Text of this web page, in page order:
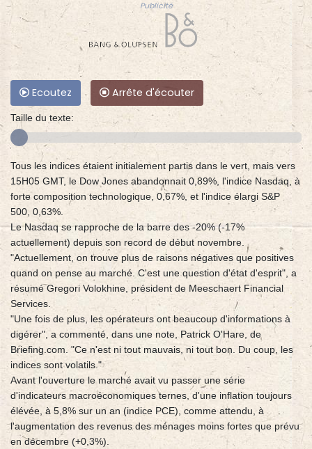
Publicité
Ecoutez Arrête d'écouter
Taille du texte:
Tous les indices étaient initialement partis dans le vert, mais vers
15H05 GMT, le Dow Jones abandonnait 0,89%, l'indice Nasdaq, à
forte composition technologique, 0,67%, et l'indice élargi S&P
500, 0,63%.
Le Nasdaq se rapproche de la barre des -20% (-17%
actuellement) depuis son record de début novembre.
"Actuellement, on trouve plus de raisons négatives que positives
quand on pense au marché. C'est une question d'état d'esprit", a
résumé Gregori Volokhine, président de Meeschaert Financial
Services.
"Une fois de plus, les opérateurs ont beaucoup d'informations à
digérer", a commenté, dans une note, Patrick O'Hare, de
Briefing.com. "Ce n'est ni tout mauvais, ni tout bon. Du coup, les
indices sont volatils."
Avant l'ouverture le marché avait vu passer une série
d'indicateurs macroéconomiques ternes, d'une inflation toujours
élévée, à 5,8% sur un an (indice PCE), comme attendu, à
l'augmentation des revenus des ménages moins fortes que prévu
en décembre (+0,3%).